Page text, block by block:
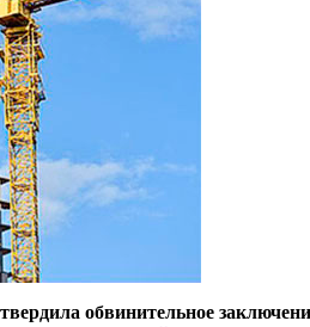
обвинительное